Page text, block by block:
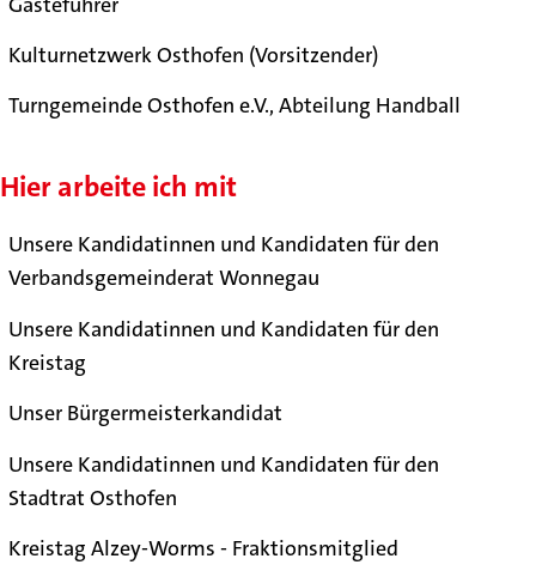
Kulturnetzwerk Osthofen (Vorsitzender)
Turngemeinde Osthofen e.V., Abteilung Handball
Hier arbeite ich mit
Unsere Kandidatinnen und Kandidaten für den
Verbandsgemeinderat Wonnegau
Unsere Kandidatinnen und Kandidaten für den
Kreistag
Unser Bürgermeisterkandidat
Unsere Kandidatinnen und Kandidaten für den
Stadtrat Osthofen
Kreistag Alzey-Worms - Fraktionsmitglied